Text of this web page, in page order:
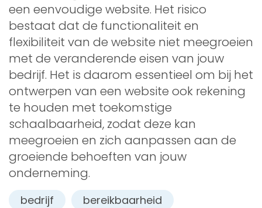
een eenvoudige website. Het risico
bestaat dat de functionaliteit en
flexibiliteit van de website niet meegroeien
met de veranderende eisen van jouw
bedrijf. Het is daarom essentieel om bij het
ontwerpen van een website ook rekening
te houden met toekomstige
schaalbaarheid, zodat deze kan
meegroeien en zich aanpassen aan de
groeiende behoeften van jouw
onderneming.
bedrijf
bereikbaarheid